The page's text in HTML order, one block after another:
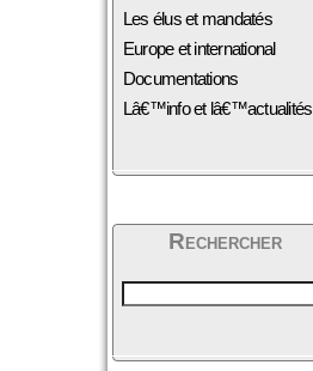
Les élus et mandatés
Europe et international
Documentations
Lâ€™info et lâ€™actualités
Rechercher